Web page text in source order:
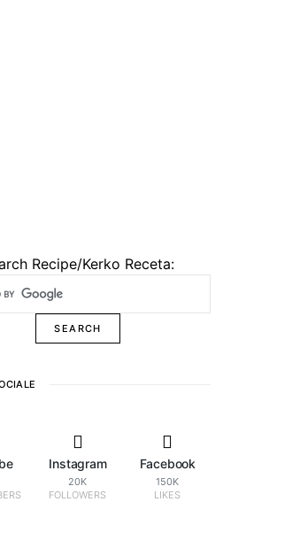
Recipe/Kerko Receta:
Instagram
20K
FOLLOWERS
Facebook
150K
LIKES